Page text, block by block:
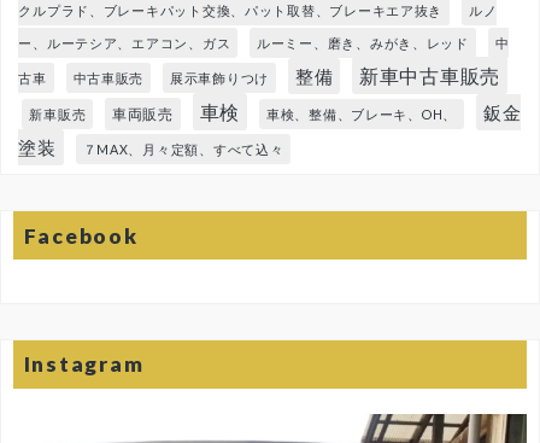
クルプラド、ブレーキパット交換、パット取替、ブレーキエア抜き ルノ
ー、ルーテシア、エアコン、ガス ルーミー、磨き、みがき、レッド 中
古車 中古車販売 展示車飾りつけ 整備 新車中古車販売
新車販売 車両販売 車検 車検、整備、ブレーキ、OH、
鈑金
塗装
７MAX、月々定額、すべて込々
Facebook
Instagram